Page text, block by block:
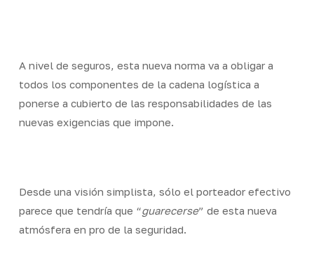
contentA nivel de seguros, esta nueva norma va a obligar a
todos los componentes de la cadena logística a
ponerse a cubierto de las responsabilidades de las
nuevas exigencias que impone.
Desde una visión simplista, sólo el porteador efectivo
parece que tendría que “guarecerse” de esta nueva
atmósfera en pro de la seguridad.